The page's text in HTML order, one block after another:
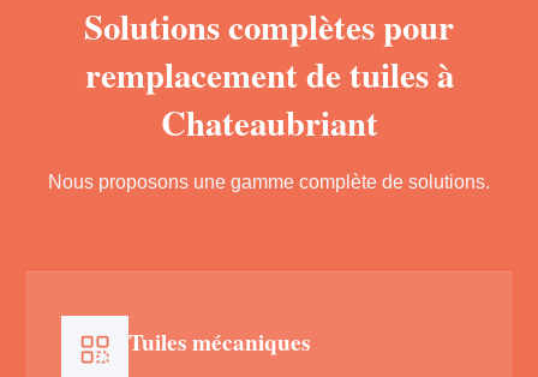
Solutions complètes pour
remplacement de tuiles à
Chateaubriant
Nous proposons une gamme complète de solutions.
Tuiles mécaniques